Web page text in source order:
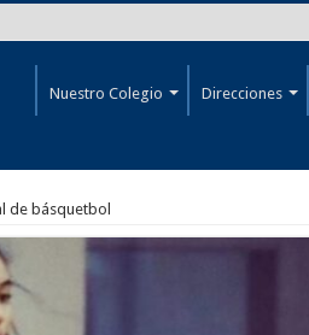
Direcciones
Nuestro Colegio
de básquetbol